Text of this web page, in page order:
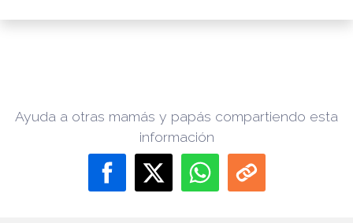
Ayuda a otras mamás y papás compartiendo esta
información